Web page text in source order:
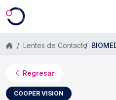
Saltar al contenido principal
Lentes de Contacto
Regresar
COOPER VISION